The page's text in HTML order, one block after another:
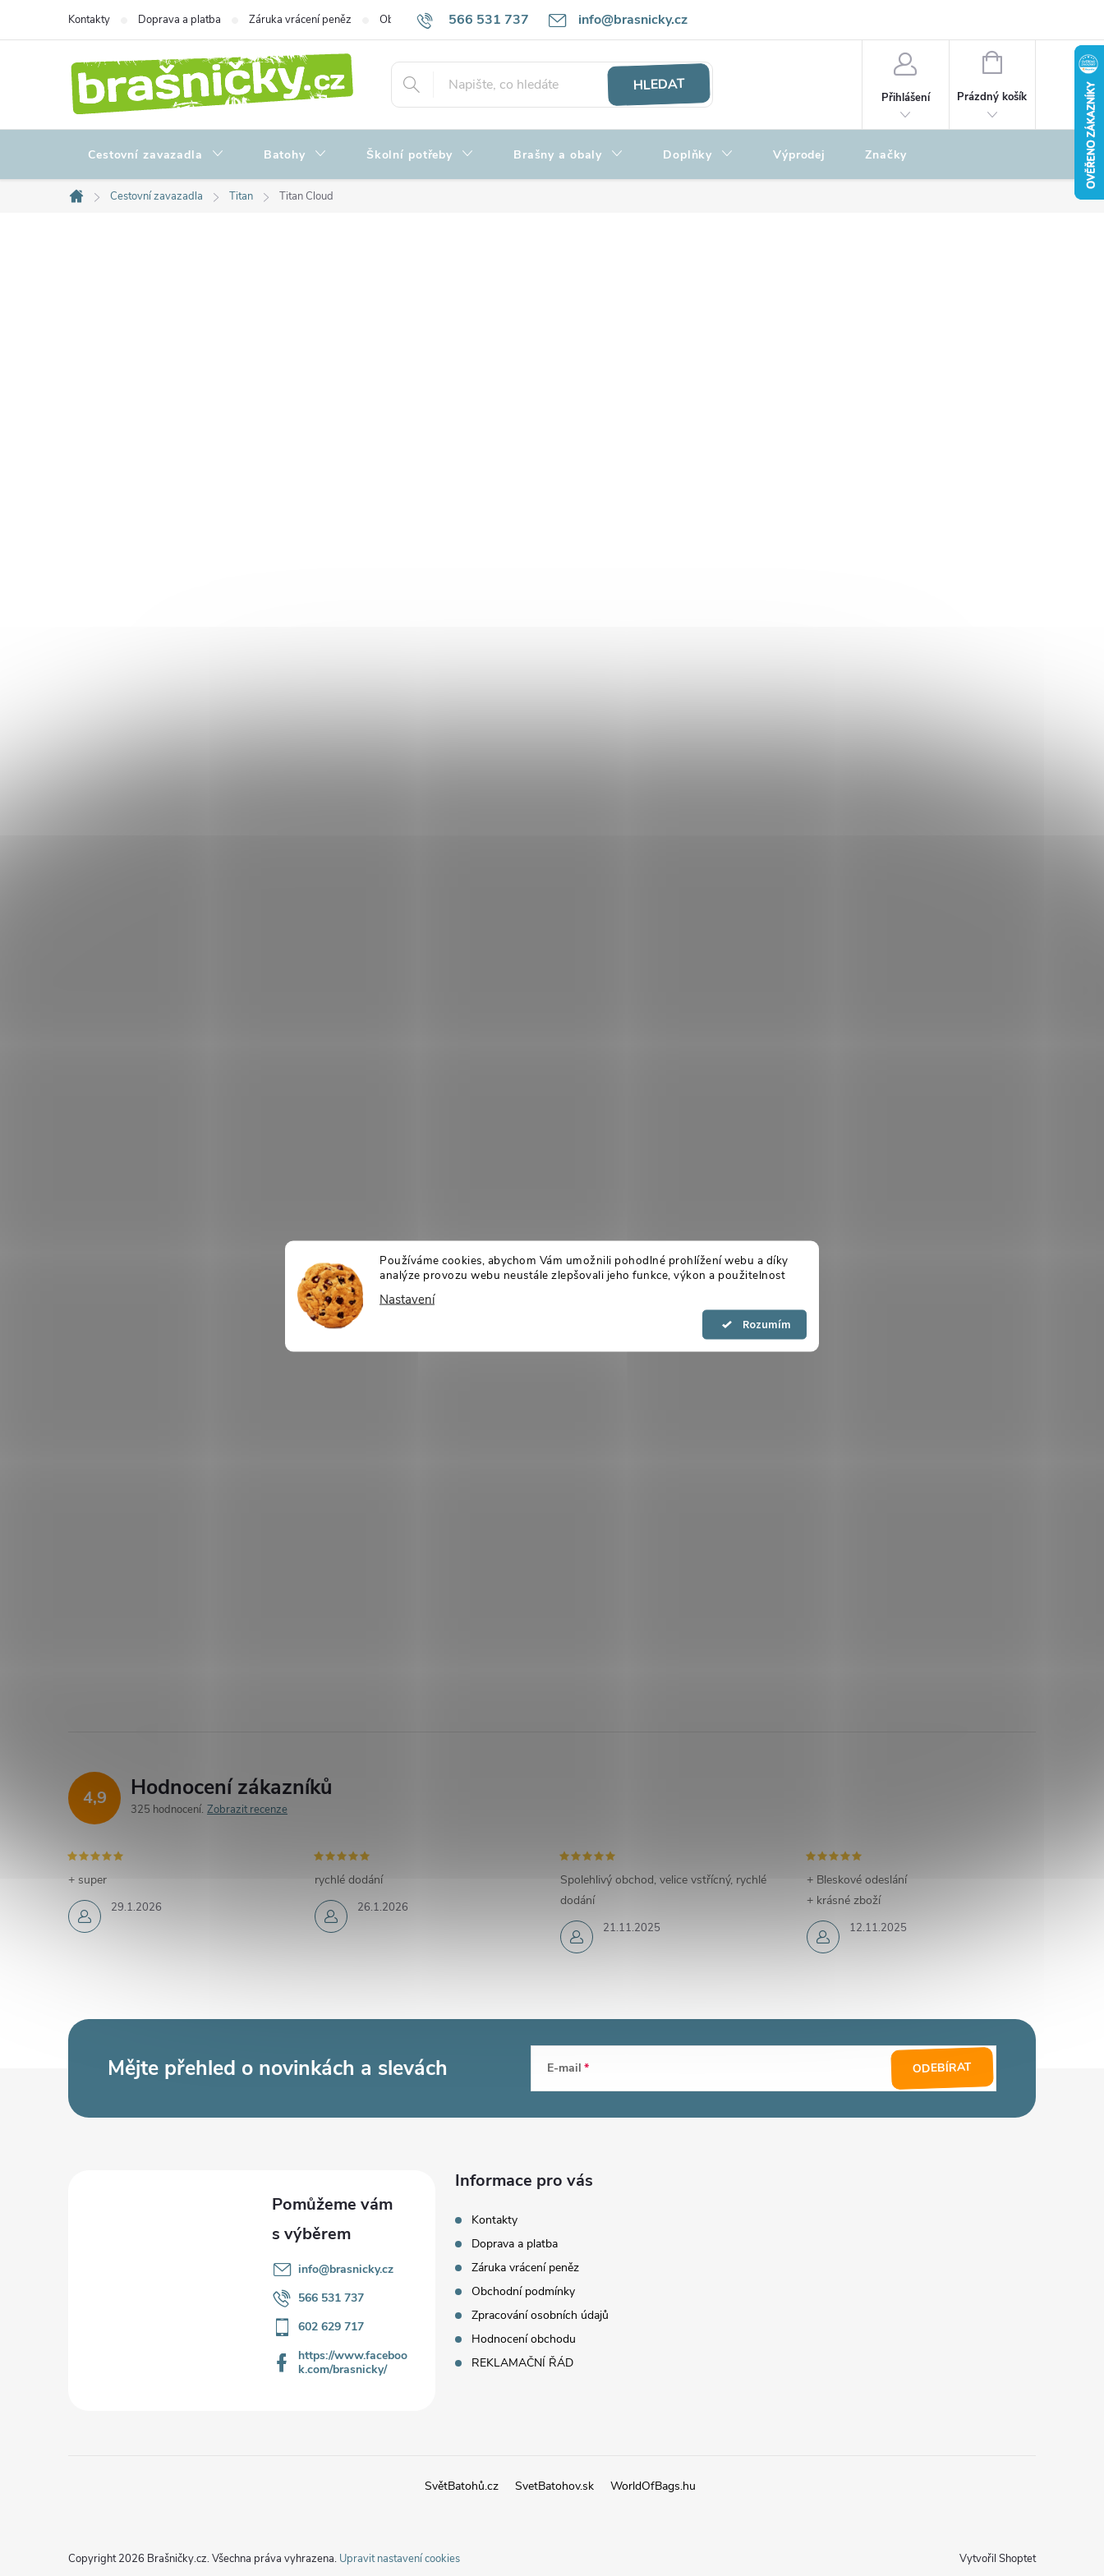
Používáme cookies, abychom Vám umožnili pohodlné prohlížení webu a díky
analýze provozu webu neustále zlepšovali jeho funkce, výkon a použitelnost
Nastavení
Souhlasím
566 531 737 info@brasnicky.cz
Kontakty Doprava a platba Záruka vrácení peněz Obchodní podmínky Zpracování osobních údajů Hodnocení obchodu
HLEDAT
Přihlášení
NÁKUPNÍ
Prázdný košík
Cestovní zavazadla Batohy Školní potřeby Brašny a obaly Doplňky Výprodej Značky
Domů
Cestovní zavazadla Titan Titan Cloud
4,9 Hodnocení zákazníků
325 hodnocení Zobrazit recenze
29.1.2026
+ super
26.1.2026
rychlé dodání
21.11.2025
Spolehlivý obchod, velice vstřícný, rychlé
dodání
12.11.2025
+ Bleskové odeslání
+ krásné zboží
Mějte přehled o novinkách a slevách E-mail ODEBÍRAT
info@brasnicky.cz
566 531 737
602 629 717
https://www.faceboo
k.com/brasnicky/
Informace pro vás
Kontakty
Doprava a platba
Záruka vrácení peněz
Obchodní podmínky
Zpracování osobních údajů
Hodnocení obchodu
REKLAMAČNÍ ŘÁD
SvětBatohů.cz SvetBatohov.sk WorldOfBags.hu
Vytvořil Shoptet
Copyright 2026 Brašničky.cz. Všechna práva vyhrazena. Upravit nastavení cookies